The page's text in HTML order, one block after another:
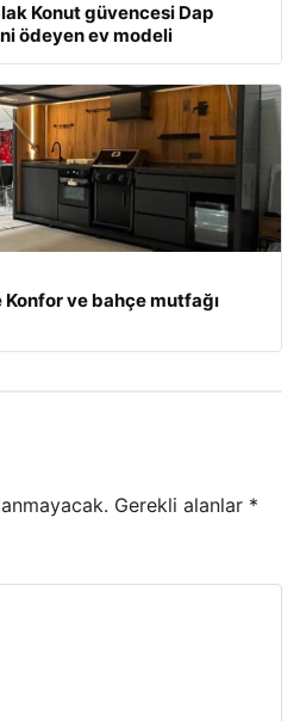
Konut güvencesi Dap
ödeyen ev modeli
ve bahçe mutfağı
Gerekli alanlar *